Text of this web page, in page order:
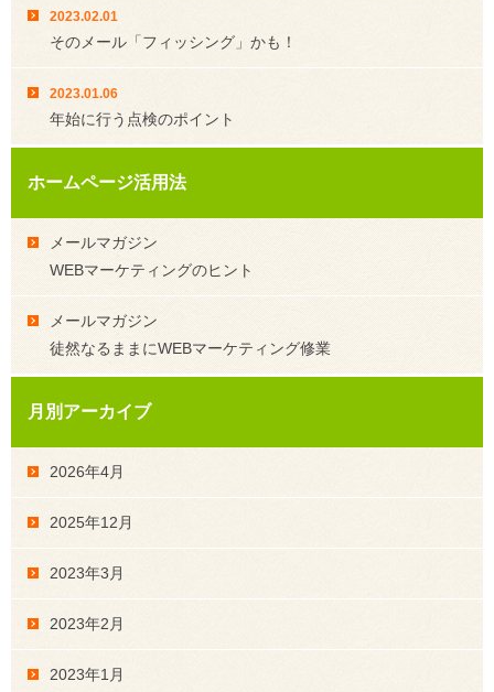
2023.02.01
そのメール「フィッシング」かも！
2023.01.06
年始に行う点検のポイント
ホームページ活用法
メールマガジン
WEBマーケティングのヒント
メールマガジン
徒然なるままにWEBマーケティング修業
月別アーカイブ
2026年4月
2025年12月
2023年3月
2023年2月
2023年1月